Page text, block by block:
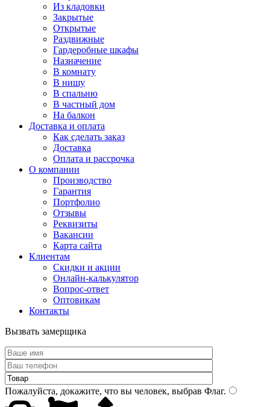
Из кладовки
Закрытые
Открытые
Раздвижные
Гардеробные шкафы
Назначение
В комнату
В нишу
В спальню
В частный дом
На балкон
Доставка и оплата
Как сделать заказ
Доставка
Оплата и рассрочка
О компании
Производство
Гарантия
Портфолио
Отзывы
Реквизиты
Вакансии
Карта сайта
Клиентам
Скидки и акции
Онлайн-калькулятор
Вопрос-ответ
Оптовикам
Контакты
Вызвать замерщика
Пожалуйста, докажите, что вы человек, выбрав Флаг.